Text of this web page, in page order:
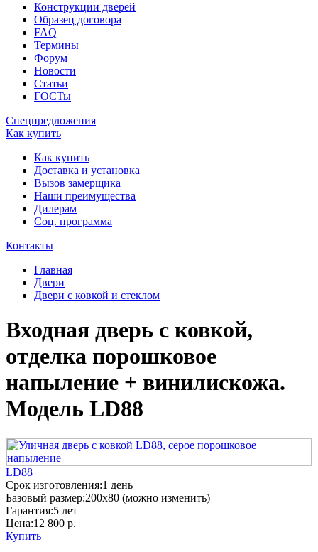
Конструкции дверей
Образец договора
FAQ
Термины
Форум
Новости
Статьи
ГОСТы
Спецпредложения
Как купить
Как купить
Доставка и установка
Вызов замерщика
Наши преимущества
Дилерам
Соц. программа
Контакты
Главная
Двери
Двери с ковкой и стеклом
Входная дверь с ковкой,
отделка порошковое
напыление + винилискожа.
Модель LD88
LD88
Срок изготовления:1 день
Базовый размер:200x80 (можно изменить)
Гарантия:5 лет
Цена:12 800 р.
Купить